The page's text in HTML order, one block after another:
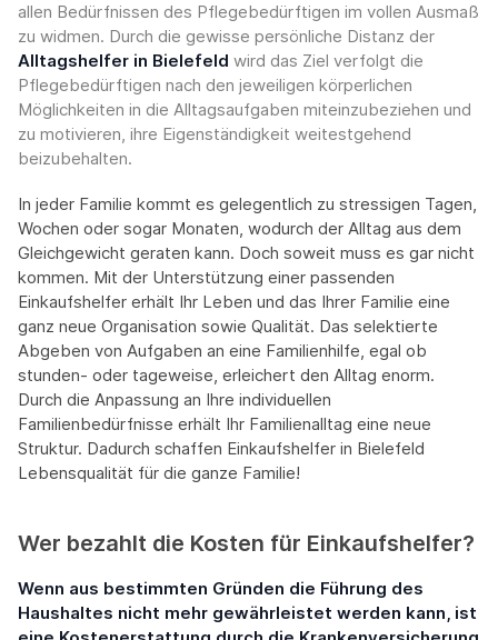
allen Bedürfnissen des Pflegebedürftigen im vollen Ausmaß
zu widmen. Durch die gewisse persönliche Distanz der
Alltagshelfer in Bielefeld wird das Ziel verfolgt die
Pflegebedürftigen nach den jeweiligen körperlichen
Möglichkeiten in die Alltagsaufgaben miteinzubeziehen und
zu motivieren, ihre Eigenständigkeit weitestgehend
beizubehalten.
In jeder Familie kommt es gelegentlich zu stressigen Tagen,
Wochen oder sogar Monaten, wodurch der Alltag aus dem
Gleichgewicht geraten kann. Doch soweit muss es gar nicht
kommen. Mit der Unterstützung einer passenden
Einkaufshelfer erhält Ihr Leben und das Ihrer Familie eine
ganz neue Organisation sowie Qualität. Das selektierte
Abgeben von Aufgaben an eine Familienhilfe, egal ob
stunden- oder tageweise, erleichert den Alltag enorm.
Durch die Anpassung an Ihre individuellen
Familienbedürfnisse erhält Ihr Familienalltag eine neue
Struktur. Dadurch schaffen Einkaufshelfer in Bielefeld
Lebensqualität für die ganze Familie!
Wer bezahlt die Kosten für Einkaufshelfer?
Wenn aus bestimmten Gründen die Führung des
Haushaltes nicht mehr gewährleistet werden kann, ist